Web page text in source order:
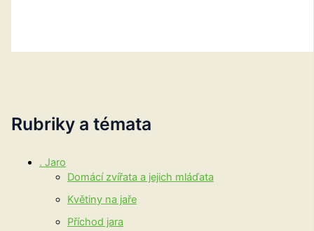
Rubriky a témata
. Jaro
Domácí zvířata a jejich mláďata
Květiny na jaře
Příchod jara